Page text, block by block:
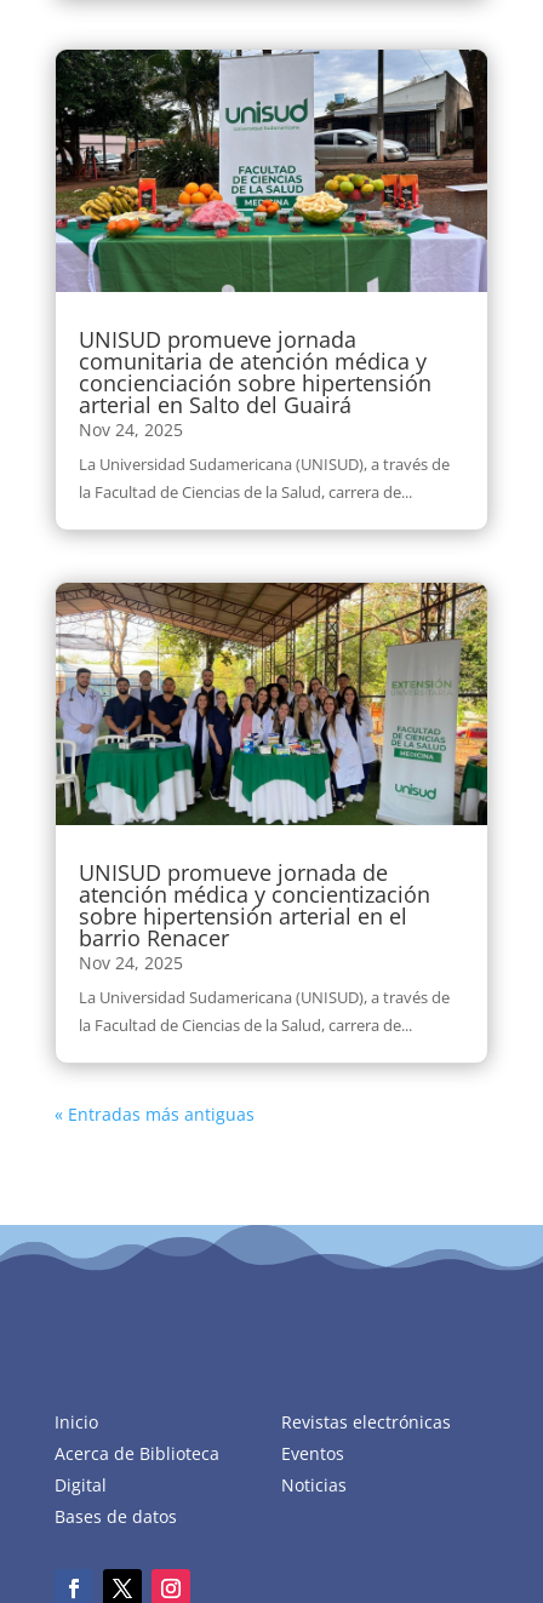
UNISUD promueve jornada
comunitaria de atención médica y
concienciación sobre hipertensión
arterial en Salto del Guairá
Nov 24, 2025
La Universidad Sudamericana (UNISUD), a través de
la Facultad de Ciencias de la Salud, carrera de...
UNISUD promueve jornada de
atención médica y concientización
sobre hipertensión arterial en el
barrio Renacer
Nov 24, 2025
La Universidad Sudamericana (UNISUD), a través de
la Facultad de Ciencias de la Salud, carrera de...
« Entradas más antiguas
Inicio
Acerca de Biblioteca
Digital
Bases de datos
Revistas electrónicas
Eventos
Noticias